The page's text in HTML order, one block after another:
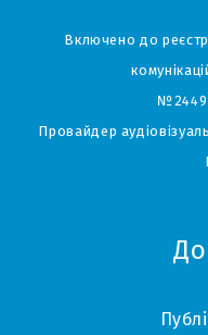
Включено до
№2449
Провайдер